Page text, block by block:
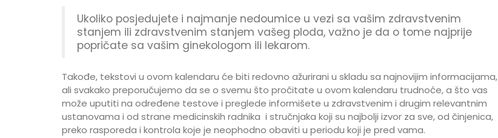
Ukoliko posjedujete i najmanje nedoumice u vezi sa vašim zdravstvenim
stanjem ili zdravstvenim stanjem vašeg ploda, važno je da o tome najprije
popričate sa vašim ginekologom ili lekarom.
Takođe, tekstovi u ovom kalendaru će biti redovno ažurirani u skladu sa najnovijim informacijama,
ali svakako preporučujemo da se o svemu što pročitate u ovom kalendaru trudnoće, a što vas
može uputiti na određene testove i preglede informišete u zdravstvenim i drugim relevantnim
ustanovama i od strane medicinskih radnika i stručnjaka koji su najbolji izvor za sve, od činjenica,
preko rasporeda i kontrola koje je neophodno obaviti u periodu koji je pred vama.